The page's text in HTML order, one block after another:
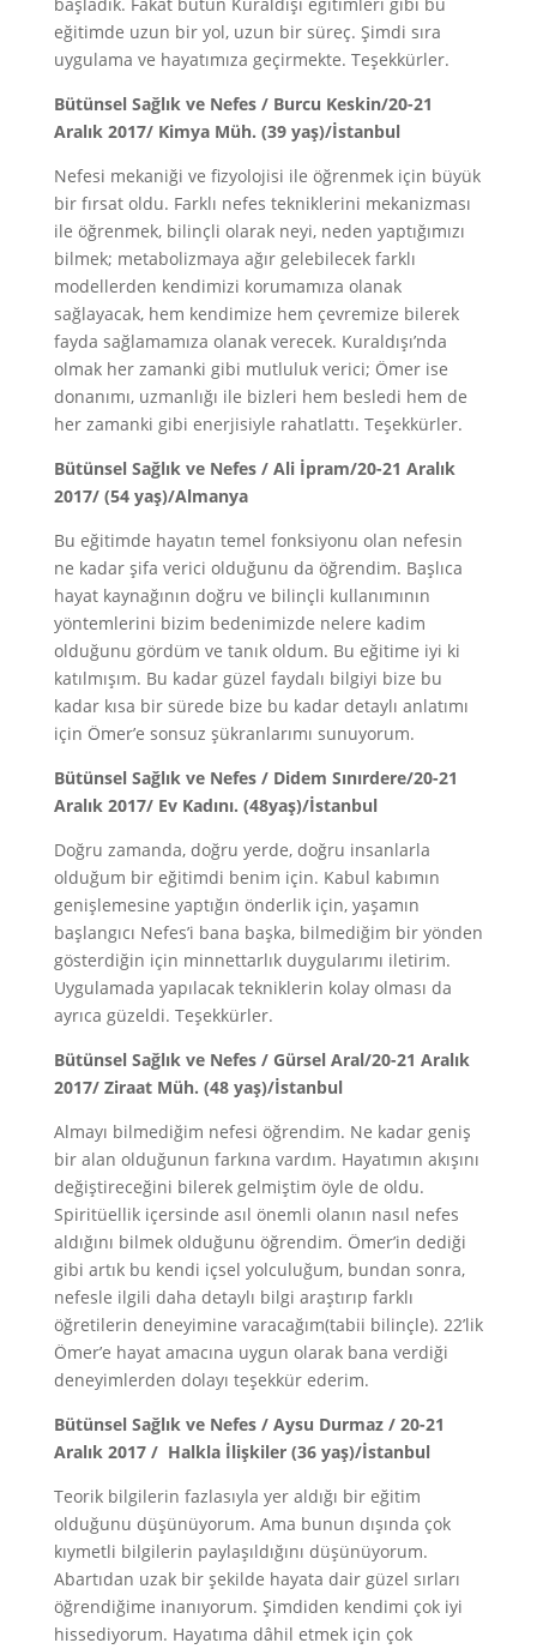
eğitimde uzun bir yol, uzun bir süreç. Şimdi sıra
uygulama ve hayatımıza geçirmekte. Teşekkürler.
Bütünsel Sağlık ve Nefes / Burcu Keskin/20-21
Aralık 2017/ Kimya Müh. (39 yaş)/İstanbul
Nefesi mekaniği ve fizyolojisi ile öğrenmek için büyük
bir fırsat oldu. Farklı nefes tekniklerini mekanizması
ile öğrenmek, bilinçli olarak neyi, neden yaptığımızı
bilmek; metabolizmaya ağır gelebilecek farklı
modellerden kendimizi korumamıza olanak
sağlayacak, hem kendimize hem çevremize bilerek
fayda sağlamamıza olanak verecek. Kuraldışı’nda
olmak her zamanki gibi mutluluk verici; Ömer ise
donanımı, uzmanlığı ile bizleri hem besledi hem de
her zamanki gibi enerjisiyle rahatlattı. Teşekkürler.
Bütünsel Sağlık ve Nefes / Ali İpram/20-21 Aralık
2017/ (54 yaş)/Almanya
Bu eğitimde hayatın temel fonksiyonu olan nefesin
ne kadar şifa verici olduğunu da öğrendim. Başlıca
hayat kaynağının doğru ve bilinçli kullanımının
yöntemlerini bizim bedenimizde nelere kadim
olduğunu gördüm ve tanık oldum. Bu eğitime iyi ki
katılmışım. Bu kadar güzel faydalı bilgiyi bize bu
kadar kısa bir sürede bize bu kadar detaylı anlatımı
için Ömer’e sonsuz şükranlarımı sunuyorum.
Bütünsel Sağlık ve Nefes / Didem Sınırdere/20-21
Aralık 2017/ Ev Kadını. (48yaş)/İstanbul
Doğru zamanda, doğru yerde, doğru insanlarla
olduğum bir eğitimdi benim için. Kabul kabımın
genişlemesine yaptığın önderlik için, yaşamın
başlangıcı Nefes’i bana başka, bilmediğim bir yönden
gösterdiğin için minnettarlık duygularımı iletirim.
Uygulamada yapılacak tekniklerin kolay olması da
ayrıca güzeldi. Teşekkürler.
Bütünsel Sağlık ve Nefes / Gürsel Aral/20-21 Aralık
2017/ Ziraat Müh. (48 yaş)/İstanbul
Almayı bilmediğim nefesi öğrendim. Ne kadar geniş
bir alan olduğunun farkına vardım. Hayatımın akışını
değiştireceğini bilerek gelmiştim öyle de oldu.
Spiritüellik içersinde asıl önemli olanın nasıl nefes
aldığını bilmek olduğunu öğrendim. Ömer’in dediği
gibi artık bu kendi içsel yolculuğum, bundan sonra,
nefesle ilgili daha detaylı bilgi araştırıp farklı
öğretilerin deneyimine varacağım(tabii bilinçle). 22’lik
Ömer’e hayat amacına uygun olarak bana verdiği
deneyimlerden dolayı teşekkür ederim.
Bütünsel Sağlık ve Nefes / Aysu Durmaz / 20-21
Aralık 2017 / Halkla İlişkiler (36 yaş)/İstanbul
Teorik bilgilerin fazlasıyla yer aldığı bir eğitim
olduğunu düşünüyorum. Ama bunun dışında çok
kıymetli bilgilerin paylaşıldığını düşünüyorum.
Abartıdan uzak bir şekilde hayata dair güzel sırları
öğrendiğime inanıyorum. Şimdiden kendimi çok iyi
hissediyorum. Hayatıma dâhil etmek için çok